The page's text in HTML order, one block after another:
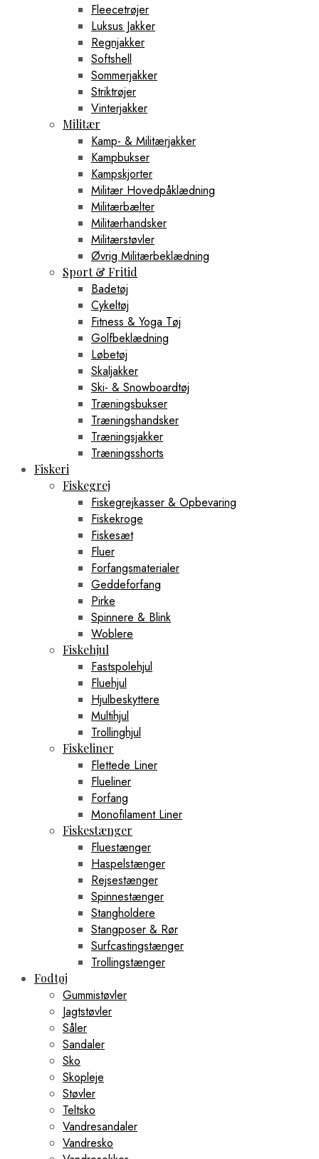
Fleecetrøjer
Luksus Jakker
Regnjakker
Softshell
Sommerjakker
Striktrøjer
Vinterjakker
Militær
Kamp- & Militærjakker
Kampbukser
Kampskjorter
Militær Hovedpåklædning
Militærbælter
Militærhandsker
Militærstøvler
Øvrig Militærbeklædning
Sport & Fritid
Badetøj
Cykeltøj
Fitness & Yoga Tøj
Golfbeklædning
Løbetøj
Skaljakker
Ski- & Snowboardtøj
Træningsbukser
Træningshandsker
Træningsjakker
Træningsshorts
Fiskeri
Fiskegrej
Fiskegrejkasser & Opbevaring
Fiskekroge
Fiskesæt
Fluer
Forfangsmaterialer
Geddeforfang
Pirke
Spinnere & Blink
Woblere
Fiskehjul
Fastspolehjul
Fluehjul
Hjulbeskyttere
Multihjul
Trollinghjul
Fiskeliner
Flettede Liner
Flueliner
Forfang
Monofilament Liner
Fiskestænger
Fluestænger
Haspelstænger
Rejsestænger
Spinnestænger
Stangholdere
Stangposer & Rør
Surfcastingstænger
Trollingstænger
Fodtøj
Gummistøvler
Jagtstøvler
Såler
Sandaler
Sko
Skopleje
Støvler
Teltsko
Vandresandaler
Vandresko